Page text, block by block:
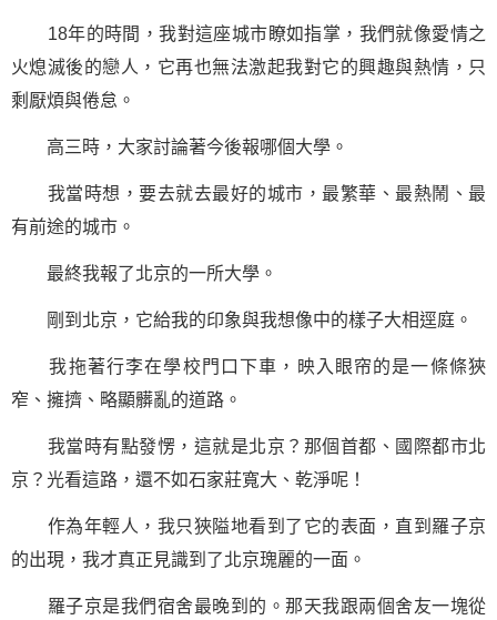
18年的時間，我對這座城市瞭如指掌，我們就像愛情之
火熄滅後的戀人，它再也無法激起我對它的興趣與熱情，只
剩厭煩與倦怠。
高三 時，大家討論著今後報哪個大學。
我當時想，要去就去最好的城市，最繁華、最熱鬧、最
有前途的城市。
最終我報了北京的一所大學。
剛到北京，它給我的印象與我想像中的樣子大相逕庭。
我拖著行李在學校門口下車，映入眼帘的是一條條狹
窄、擁擠、略顯髒亂的道路。
我當時有點發愣，這就是北京？那個首都、國際都市北
京？光看這路，還不如石家莊寬大、乾淨呢！
作為年輕人，我只狹隘地看到了它的表面，直到羅子京
的出現，我才真正見識到了北京瑰麗的一面。
羅子京是我們宿舍最晚到的。那天我跟兩個舍友一塊從